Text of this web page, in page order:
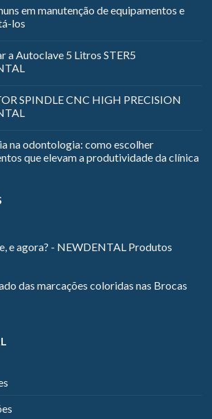
em manutenção de equipamentos e
los
a Autoclave 5 Litros STER5
SPINDLE CNC HIGH PRECISION
na odontologia: como escolher
que elevam a produtividade da clínica
e agora? - NEWDENTAL Produtos
das marcações coloridas nas Brocas